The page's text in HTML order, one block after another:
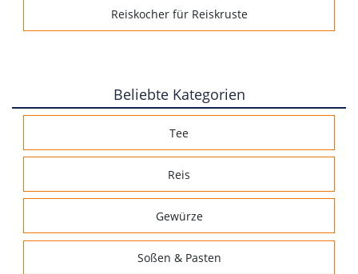
Reiskocher für Reiskruste
Beliebte Kategorien
Tee
Reis
Gewürze
Soßen & Pasten